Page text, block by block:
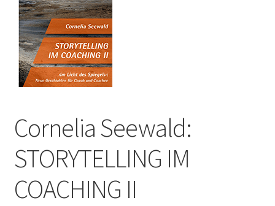
Cornelia Seewald:
STORYTELLING IM
COACHING II